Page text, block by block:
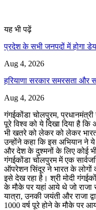
यह भी पढ़ें
प्रदेश के सभी जनपदों में होगा
Aug 4, 2026
हरियाणा सरकार समरसता और
Aug 4, 2026
गंगईकोंडा चोलपुरम,
पूरे विश्व को ये दिखा दिया है
भी खतरे को लेकर को लेकर
उन्होंने कहा कि इस अभियान ने
और देश के दुश्मनों के लिए कोई भी
गंगईकोंडा चोलपुरम में एक
ऑपरेशन सिंदूर ने भारत के लोगों
इसे देख रहा है। श्री मोदी
के मौके पर यहां आये थे जो राजा
यात्रा, उनकी जयंती और राजा
1000 वर्ष पूरे होने के मौके पर